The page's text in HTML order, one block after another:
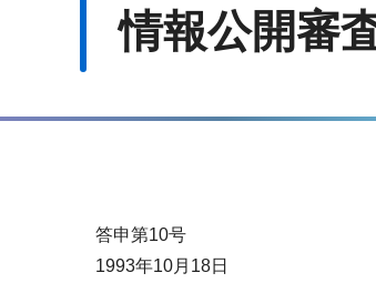
情報公開審
答申第10号
1993年10月18日
ナ
ビ